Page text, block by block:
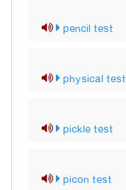
pencil test
physical test
pickle test
picon test